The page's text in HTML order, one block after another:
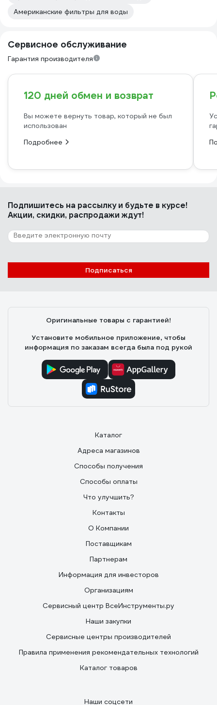
Американские фильтры для воды
Сервисное обслуживание
Гарантия производителя
120 дней обмен и возврат
Вы можете вернуть товар, который не был
использован
Подробнее
Подпишитесь на рассылкуи будьте в курсе!
Акции, скидки, распродажи ждут!
Подписаться
Оригинальные товары с гарантией!
Установите мобильное приложение, чтобы
информация по заказам всегда была под рукой
Каталог
Адреса магазинов
Способы получения
Способы оплаты
Что улучшить?
Контакты
О Компании
Поставщикам
Партнерам
Информация для инвесторов
Организациям
Сервисный центр ВсеИнструменты.ру
Наши закупки
Сервисные центры производителей
Правила применения рекомендательных технологий
Каталог товаров
Наши соцсети